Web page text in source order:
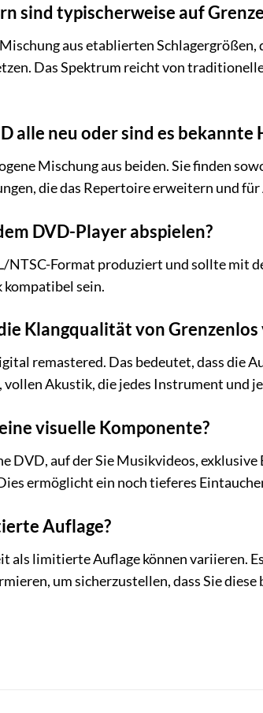
sind typischerweise auf
aus etablierten
Das Spektrum reicht von
alle neu oder sind es bekannte
Mischung aus beiden. Sie finden
die das Repertoire erweitern und
DVD-Player abspielen?
NTSC-Format produziert und sollte mit
sein.
Klangqualität von Grenzenlos
remastered. Das bedeutet, dass die
Akustik, die jedes Instrument und
visuelle Komponente?
DVD, auf der Sie Musikvideos,
ermöglicht ein noch tieferes
Auflage?
als limitierte Auflage können variieren.
um sicherzustellen, dass Sie